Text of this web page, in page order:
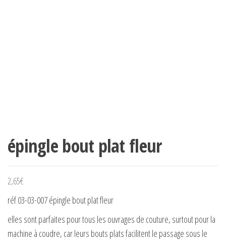
épingle bout plat fleur
2,65€
réf 03-03-007 épingle bout plat fleur
elles sont parfaites pour tous les ouvrages de couture, surtout pour la
machine à coudre, car leurs bouts plats facilitent le passage sous le